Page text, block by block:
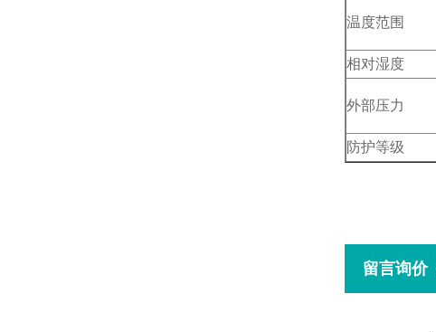
温度范围
相对湿度
外部压力
防护等级
留言询价